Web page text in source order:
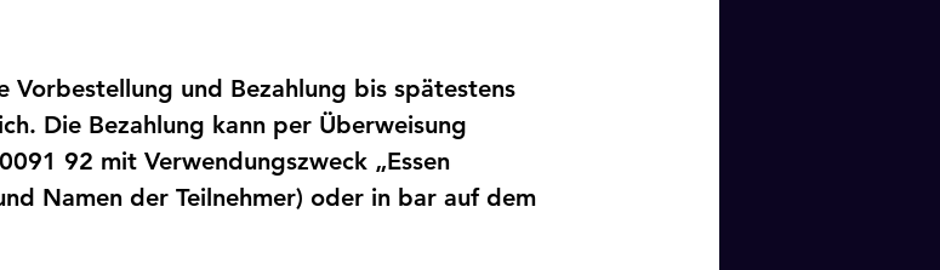
Vorbestellung und Bezahlung bis spätestens
Die Bezahlung kann per Überweisung
92 mit Verwendungszweck „Essen
Namen der Teilnehmer) oder in bar auf dem